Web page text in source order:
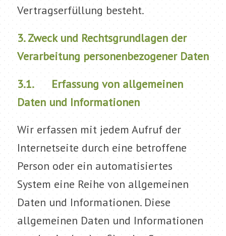
Vertragserfüllung besteht.
3. Zweck und Rechtsgrundlagen der
Verarbeitung personenbezogener Daten
3.1. Erfassung von allgemeinen
Daten und Informationen
Wir erfassen mit jedem Aufruf der
Internetseite durch eine betroffene
Person oder ein automatisiertes
System eine Reihe von allgemeinen
Daten und Informationen. Diese
allgemeinen Daten und Informationen